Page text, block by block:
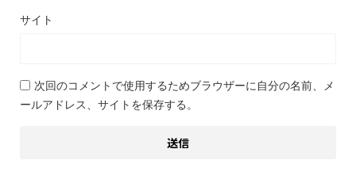
サイト
次回のコメントで使用するためブラウザーに自分の名前、メ
ールアドレス、サイトを保存する。